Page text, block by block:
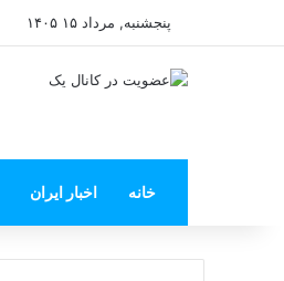
پنجشنبه, مرداد ۱۵ ۱۴۰۵
خانه اخبار ایران